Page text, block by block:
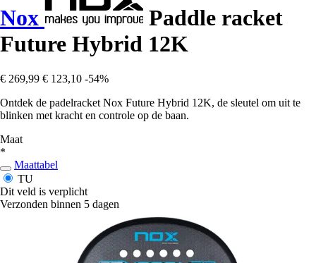
Nox
Paddle racket
Future Hybrid 12K
€ 269,99 € 123,10 -54%
Ontdek de padelracket Nox Future Hybrid 12K, de sleutel om uit te
blinken met kracht en controle op de baan.
Maat
*
Maattabel
TU
Dit veld is verplicht
Verzonden binnen 5 dagen